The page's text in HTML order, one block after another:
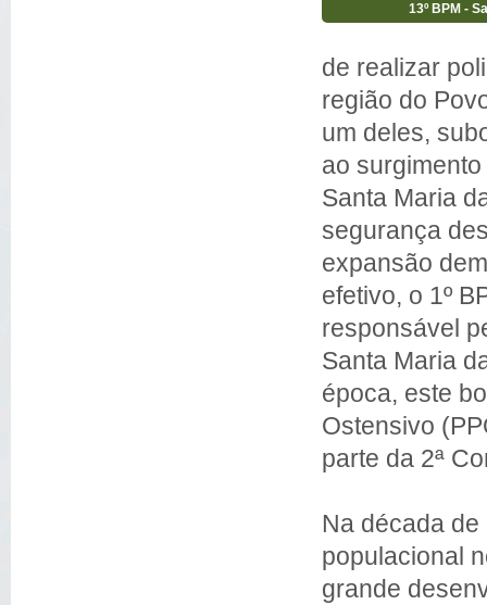
13º BPM -
de realizar
região do
um deles,
ao
Santa Maria
segurança
expansão
efetivo, o 1º
responsável
Santa Maria
época, este
Ostensivo
parte da 2ª
Na década
populacional
grande